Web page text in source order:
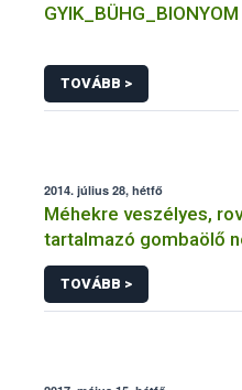
GYIK_BÜHG_BIONYOM
TOVÁBB >
2014. július 28, hétfő
Méhekre veszélyes,
tartalmazó gombaölő
forgalomból a NÉBIH
TOVÁBB >